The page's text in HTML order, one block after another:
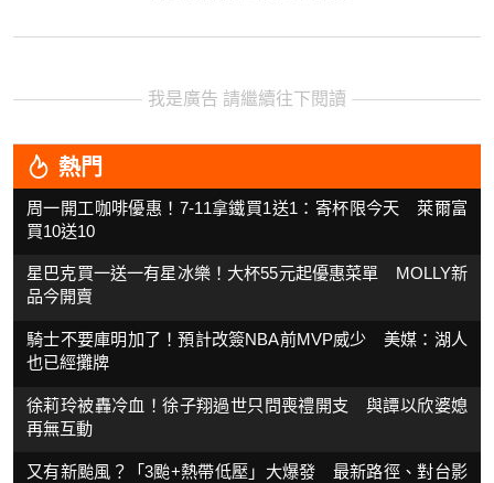
我是廣告 請繼續往下閱讀
熱門
周一開工咖啡優惠！7-11拿鐵買1送1：寄杯限今天 萊爾富
買10送10
星巴克買一送一有星冰樂！大杯55元起優惠菜單 MOLLY新
品今開賣
騎士不要庫明加了！預計改簽NBA前MVP威少 美媒：湖人
也已經攤牌
徐莉玲被轟冷血！徐子翔過世只問喪禮開支 與譚以欣婆媳
再無互動
又有新颱風？「3颱+熱帶低壓」大爆發 最新路徑、對台影